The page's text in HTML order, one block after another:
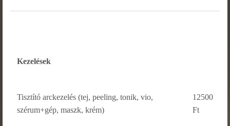
Kezelések
Tisztító arckezelés (tej, peeling, tonik, vio,
szérum+gép, maszk, krém)
12500
Ft